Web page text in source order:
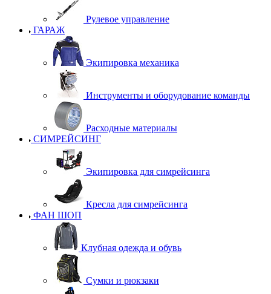
Рулевое управление
ГАРАЖ
Экипировка механика
Инструменты и оборудование команды
Расходные материалы
СИМРЕЙСИНГ
Экипировка для симрейсинга
Кресла для симрейсинга
ФАН ШОП
Клубная одежда и обувь
Сумки и рюкзаки